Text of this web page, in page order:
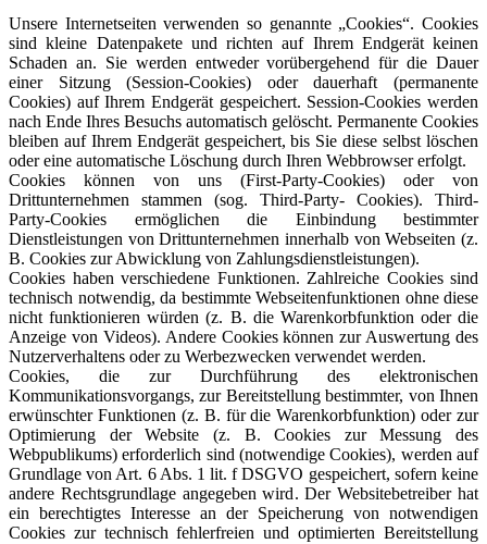
Unsere Internetseiten verwenden so genannte „Cookies“. Cookies
sind kleine Datenpakete und richten auf Ihrem Endgerät keinen
Schaden an. Sie werden entweder vorübergehend für die Dauer
einer Sitzung (Session-Cookies) oder dauerhaft (permanente
Cookies) auf Ihrem Endgerät gespeichert. Session-Cookies werden
nach Ende Ihres Besuchs automatisch gelöscht. Permanente Cookies
bleiben auf Ihrem Endgerät gespeichert, bis Sie diese selbst löschen
oder eine automatische Löschung durch Ihren Webbrowser erfolgt.
Cookies können von uns (First-Party-Cookies) oder von
Drittunternehmen stammen (sog. Third-Party- Cookies). Third-
Party-Cookies ermöglichen die Einbindung bestimmter
Dienstleistungen von Drittunternehmen innerhalb von Webseiten (z.
B. Cookies zur Abwicklung von Zahlungsdienstleistungen).
Cookies haben verschiedene Funktionen. Zahlreiche Cookies sind
technisch notwendig, da bestimmte Webseitenfunktionen ohne diese
nicht funktionieren würden (z. B. die Warenkorbfunktion oder die
Anzeige von Videos). Andere Cookies können zur Auswertung des
Nutzerverhaltens oder zu Werbezwecken verwendet werden.
Cookies, die zur Durchführung des elektronischen
Kommunikationsvorgangs, zur Bereitstellung bestimmter, von Ihnen
erwünschter Funktionen (z. B. für die Warenkorbfunktion) oder zur
Optimierung der Website (z. B. Cookies zur Messung des
Webpublikums) erforderlich sind (notwendige Cookies), werden auf
Grundlage von Art. 6 Abs. 1 lit. f DSGVO gespeichert, sofern keine
andere Rechtsgrundlage angegeben wird. Der Websitebetreiber hat
ein berechtigtes Interesse an der Speicherung von notwendigen
Cookies zur technisch fehlerfreien und optimierten Bereitstellung